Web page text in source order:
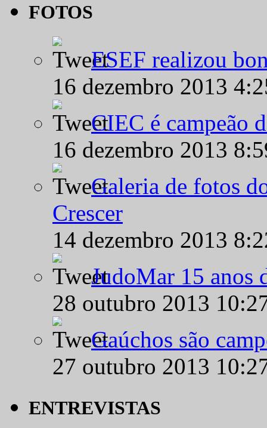
FOTOS
ESEF realizou
16 dezembro 2013
CIEC é campeão
16 dezembro 2013
Galeria de fotos
Crescer
14 dezembro 2013
JudoMar 15 anos
28 outubro 2013
Gaúchos são
27 outubro 2013
ENTREVISTAS